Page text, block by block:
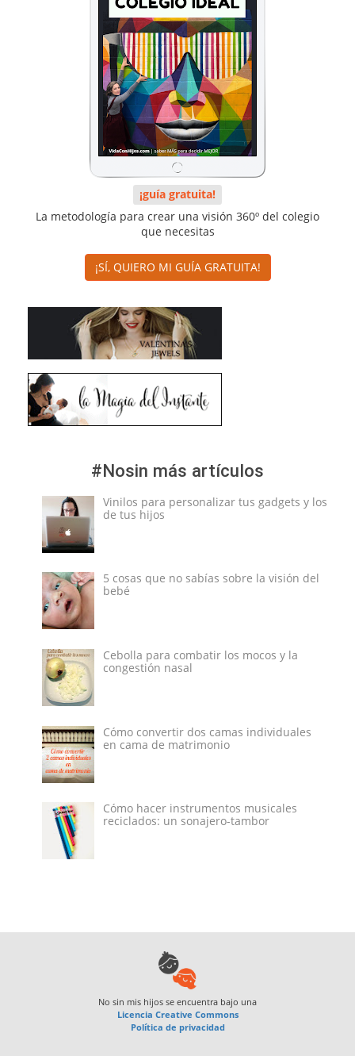
¡guía gratuita!
La metodología para crear una visión 360º del colegio
que necesitas
¡SÍ, QUIERO MI GUÍA GRATUITA!
#Nosin más artículos
Vinilos para personalizar tus gadgets y los
de tus hijos
5 cosas que no sabías sobre la visión del
bebé
Cebolla para combatir los mocos y la
congestión nasal
Cómo convertir dos camas individuales
en cama de matrimonio
Cómo hacer instrumentos musicales
reciclados: un sonajero-tambor
No sin mis hijos se encuentra bajo una
Licencia Creative Commons
Política de privacidad